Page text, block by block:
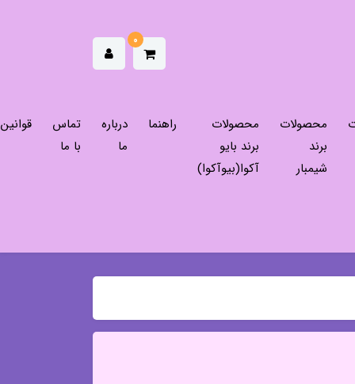
0
محصولات
برند
شیمبار
محصولات
برند بایو
آکوا(بیوآکوا)
راهنما
درباره
ما
تماس
با ما
قوانین